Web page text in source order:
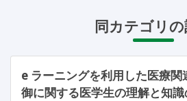
同カテゴリ
e ラーニングを利用した医療
御に関する医学生の理解と知